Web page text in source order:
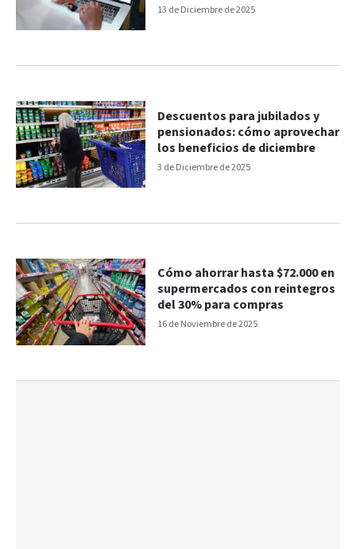
13 de Diciembre de 2025
3 de Diciembre de 2025
Descuentos para jubilados y
pensionados: cómo aprovechar
los beneficios de diciembre
16 de Noviembre de 2025
Cómo ahorrar hasta $72.000 en
supermercados con reintegros
del 30% para compras